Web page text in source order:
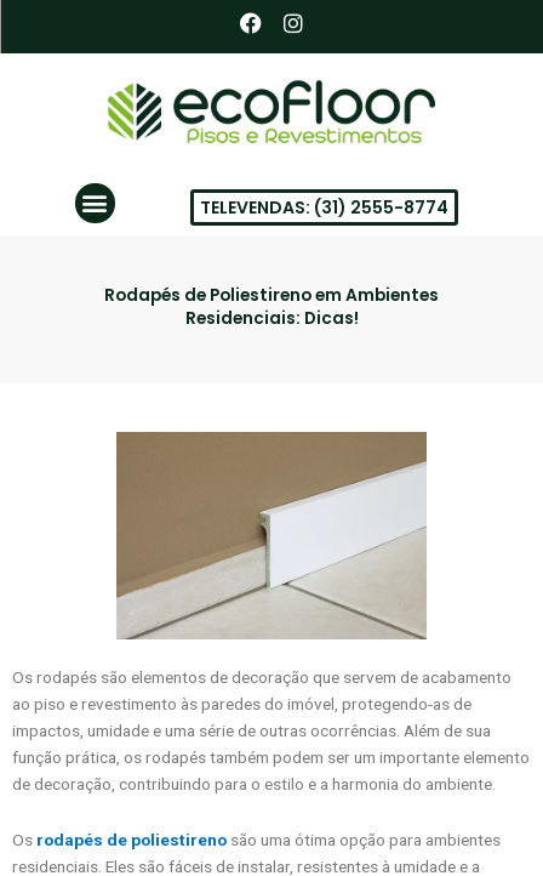
F
a
c
b
o
o
I
n
s
t
a
r
m
Menu
TELEVENDAS: (31) 2555-8774
Rodapés de Poliestireno em Ambientes
Residenciais: Dicas!
Os rodapés são elementos de decoração que servem de acabamento
ao piso e revestimento às paredes do imóvel, protegendo-as de
impactos, umidade e uma série de outras ocorrências. Além de sua
função prática, os rodapés também podem ser um importante elemento
de decoração, contribuindo para o estilo e a harmonia do ambiente.
Os rodapés de poliestireno são uma ótima opção para ambientes
residenciais. Eles são fáceis de instalar, resistentes à umidade e a